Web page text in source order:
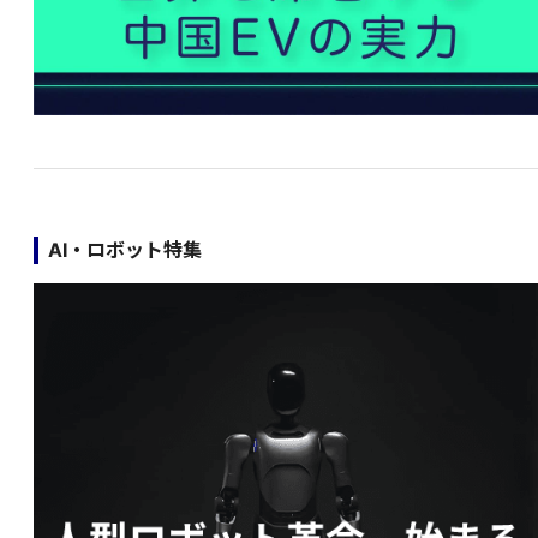
AI・ロボット特集